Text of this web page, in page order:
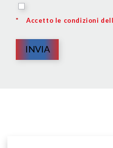
* Accetto le condizioni
INVIA